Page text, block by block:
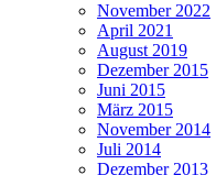
November 2022
April 2021
August 2019
Dezember 2015
Juni 2015
März 2015
November 2014
Juli 2014
Dezember 2013